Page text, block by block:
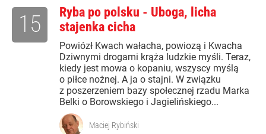
Ryba po polsku - Uboga, licha
stajenka cicha
Powiózł Kwach wałacha, powiozą i Kwacha
Dziwnymi drogami krąża ludzkie myśli. Teraz,
kiedy jest mowa o kopaniu, wszyscy myślą
o piłce nożnej. A ja o stajni. W związku
z poszerzeniem bazy społecznej rzadu Marka
Belki o Borowskiego i Jagielińskiego...
15
Maciej Rybiński